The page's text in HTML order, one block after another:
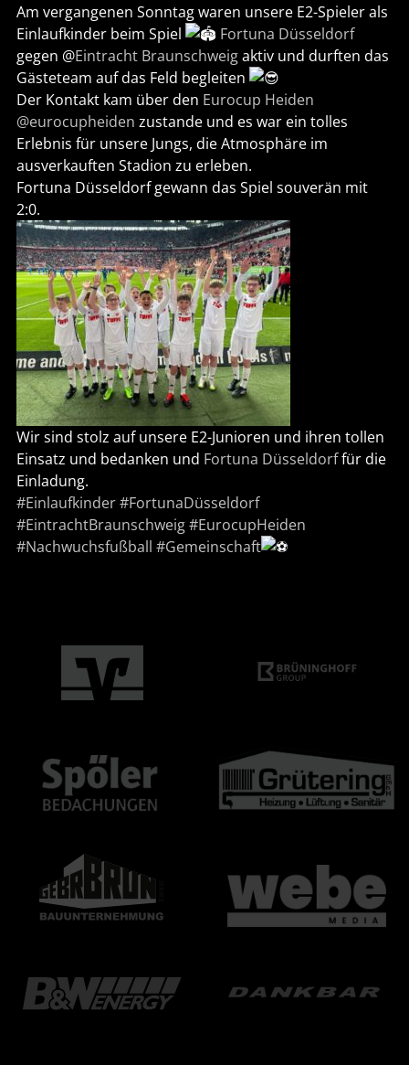
Am vergangenen Sonntag waren unsere E2-Spieler als
Einlaufkinder beim Spiel
Fortuna Düsseldorf
gegen @Eintracht Braunschweigaktiv und durften das
Gästeteam auf das Feld begleiten
Der Kontakt kam über den Eurocup Heiden
@eurocupheiden zustande und es war ein tolles
Erlebnis für unsere Jungs, die Atmosphäre im
ausverkauften Stadion zu erleben. ️
Fortuna Düsseldorf gewann das Spiel souverän mit
2:0.
Wir sind stolz auf unsere E2-Junioren und ihren tollen
Einsatz und bedanken und Fortuna Düsseldorffür die
Einladung.
#Einlaufkinder#FortunaDüsseldorf
#EintrachtBraunschweig#EurocupHeiden
#Nachwuchsfußball #Gemeinschaft